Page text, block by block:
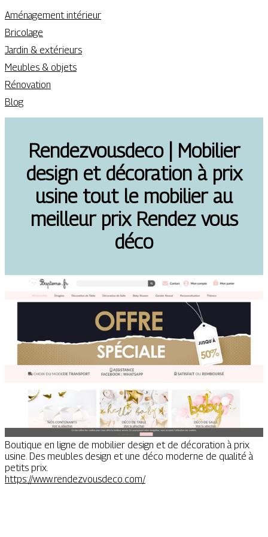
Aménagement intérieur
Bricolage
Jardin & extérieurs
Meubles & objets
Rénovation
Blog
Ren­dezvous­de­co | Mobilier
design et décoration à prix
usine tout le mobilier au
meilleur prix Rendez vous
déco
Boutique en ligne de mobilier design et de décoration à prix
usine. Des meubles design et une déco moderne de qualité à
petits prix.
https://www.rendezvousdeco.com/